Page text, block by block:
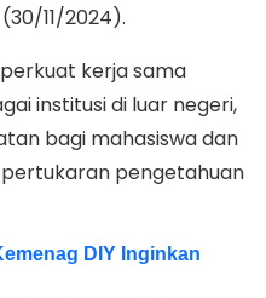
11/2024).
kerja sama
institusi di luar negeri,
bagi mahasiswa dan
pengetahuan
DIY Inginkan